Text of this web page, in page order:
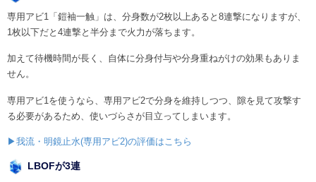
専用アビ1「鎧袖一触」は、分身数が2枚以上あると8連撃になりますが、
1枚以下だと4連撃と半分まで火力が落ちます。
加えて待機時間が長く、自体に分身付与や分身重ねがけの効果もありま
せん。
専用アビ1を使うなら、専用アビ2で分身を維持しつつ、隙を見て攻撃す
る必要があるため、使いづらさが目立ってしまいます。
▶我流・明鏡止水(専用アビ2)の評価はこちら
LBOFが3連